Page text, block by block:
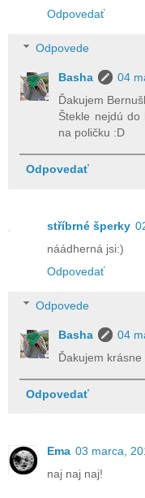
Odpovedať
Odpovede
Basha
04
Ďakujem
Štekle nejdú
na poličku :D
Odpovedať
stříbrné šperky
náádherná jsi:)
Odpovedať
Odpovede
Basha
04
Ďakujem krásne
Odpovedať
Ema 03 marca,
naj naj naj!